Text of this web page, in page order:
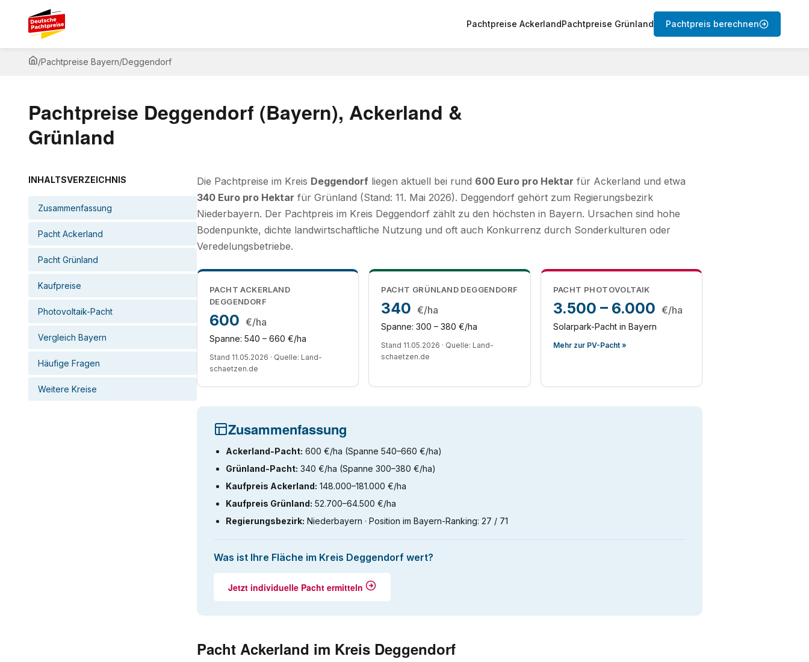
Pachtpreise AckerlandPachtpreise Grünland Pachtpreis berechnen
/Pachtpreise Bayern/Deggendorf
Pachtpreise Deggendorf (Bayern), Ackerland &
Grünland
INHALTSVERZEICHNIS
Zusammenfassung
Pacht Ackerland
Pacht Grünland
Kaufpreise
Photovoltaik-Pacht
Vergleich Bayern
Häufige Fragen
Weitere Kreise
Die Pachtpreise im Kreis Deggendorf liegen aktuell bei rund 600 Euro pro Hektar für Ackerland und etwa
340 Euro pro Hektar für Grünland (Stand: 11. Mai 2026). Deggendorf gehört zum Regierungsbezirk
Niederbayern. Der Pachtpreis im Kreis Deggendorf zählt zu den höchsten in Bayern. Ursachen sind hohe
Bodenpunkte, dichte landwirtschaftliche Nutzung und oft auch Konkurrenz durch Sonderkulturen oder
Veredelungsbetriebe.
PACHT ACKERLAND
DEGGENDORF
600 €/ha
Spanne: 540 – 660 €/ha
Stand 11.05.2026 · Quelle: Land-
schaetzen.de
PACHT GRÜNLAND DEGGENDORF
340 €/ha
Spanne: 300 – 380 €/ha
Stand 11.05.2026 · Quelle: Land-
schaetzen.de
PACHT PHOTOVOLTAIK
3.500 – 6.000 €/ha
Solarpark-Pacht in Bayern
Mehr zur PV-Pacht »
Zusammenfassung
Ackerland-Pacht: 600 €/ha (Spanne 540–660 €/ha)
Grünland-Pacht: 340 €/ha (Spanne 300–380 €/ha)
Kaufpreis Ackerland: 148.000–181.000 €/ha
Kaufpreis Grünland: 52.700–64.500 €/ha
Regierungsbezirk: Niederbayern · Position im Bayern-Ranking: 27 / 71
Was ist Ihre Fläche im Kreis Deggendorf wert?
Jetzt individuelle Pacht ermitteln
Pacht Ackerland im Kreis Deggendorf